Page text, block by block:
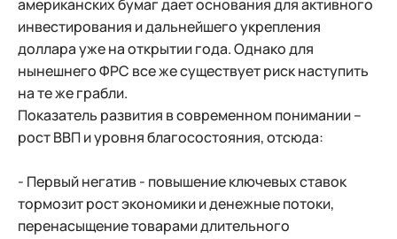
американских бумаг дает основания для активного
инвестирования и дальнейшего укрепления
доллара уже на открытии года. Однако для
нынешнего ФРС все же существует риск наступить
на те же грабли.
Показатель развития в современном понимании –
рост ВВП и уровня благосостояния, отсюда:
- Первый негатив - повышение ключевых ставок
тормозит рост экономики и денежные потоки,
перенасыщение товарами длительного